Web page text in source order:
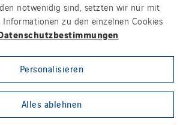
Kontakt
Impressum
Datenschutz
notwenidig sind, setzten wir nur mit
zu den einzelnen Cookies
Personalisieren
Alles ablehnen